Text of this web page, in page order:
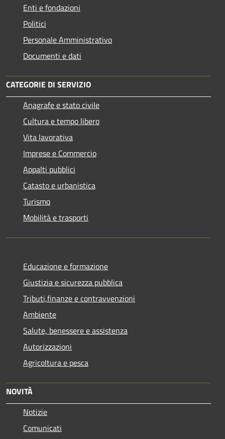
Enti e fondazioni
Politici
Personale Amministrativo
Documenti e dati
CATEGORIE DI SERVIZIO
Anagrafe e stato civile
Cultura e tempo libero
Vita lavorativa
Imprese e Commercio
Appalti pubblici
Catasto e urbanistica
Turismo
Mobilità e trasporti
Educazione e formazione
Giustizia e sicurezza pubblica
Tributi,finanze e contravvenzioni
Ambiente
Salute, benessere e assistenza
Autorizzazioni
Agricoltura e pesca
NOVITÀ
Notizie
Comunicati